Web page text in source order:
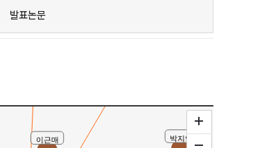
발표논문
박지연
이근매